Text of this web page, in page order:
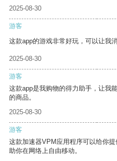
2025-08-30
游客
这款app的游戏非常好玩，可以让我消
2025-08-30
游客
这款app是我购物的得力助手，让我
的商品。
2025-08-30
游客
这款加速器VPM应用程序可以给你
助你在网络上自由移动。